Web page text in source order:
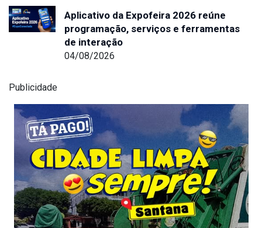
Aplicativo da Expofeira 2026 reúne
programação, serviços e ferramentas
de interação
04/08/2026
Publicidade